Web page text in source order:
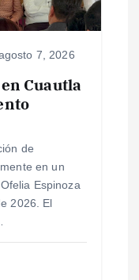
7, 2026
Cuautla
de
en un
Espinoza
2026. El